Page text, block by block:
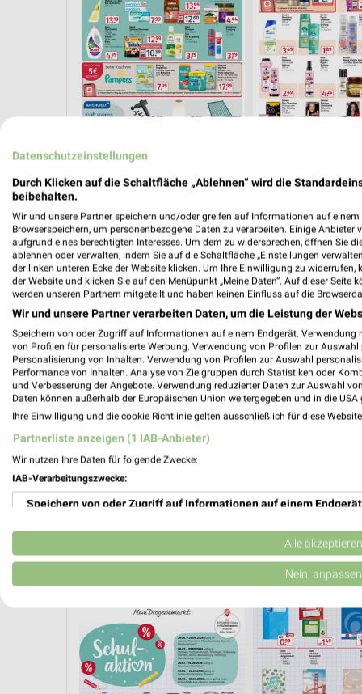
Datenschutzeinstellungen
Durch Klicken auf die Schaltfläche „Ablehnen“ wird die
beibehalten.
Wir und unsere Partner speichern und/oder greifen auf Informationen auf einem
Browserspeichern, um personenbezogene Daten zu verarbeiten. Einige
aufgrund eines berechtigten Interesses. Um dem zu widersprechen, öffnen Sie
ablehnen oder verwalten, indem Sie auf die Schaltfläche „Einstellungen
der linken unteren Ecke der Website klicken. Um Ihre Einwilligung zu
der Website und klicken Sie auf den Menüpunkt „Meine Daten“. Auf dieser
werden unseren Partnern mitgeteilt und haben keinen Einfluss auf die
Wir und unsere Partner verarbeiten Daten, um die Leistung der
Speichern von oder Zugriff auf Informationen auf einem Endgerät. Verwendung
von Profilen für personalisierte Werbung. Verwendung von Profilen zur
Personalisierung von Inhalten. Verwendung von Profilen zur Auswahl
Performance von Inhalten. Analyse von Zielgruppen durch Statistiken oder
und Verbesserung der Angebote. Verwendung reduzierter Daten zur Auswahl
Daten können außerhalb der Europäischen Union weitergegeben und in die USA
Ihre Einwilligung und die cookie Richtlinie gelten ausschließlich für diese
Partnerliste anzeigen (1 IAB-Anbieter)
Wir nutzen Ihre Daten für folgende Zwecke:
IAB-Verarbeitungszwecke:
Speichern von oder Zugriff auf Informationen auf einem Endgerät
Verwendung reduzierter Daten zur Auswahl von Werbeanzeigen
Erstellung von Profilen für personalisierte Werbung
Erstellung von Profilen zur Personalisierung von Inhalten
Verwendung von Profilen zur Auswahl personalisierter Inhalte
Alle akzeptieren
Nein, anpassen